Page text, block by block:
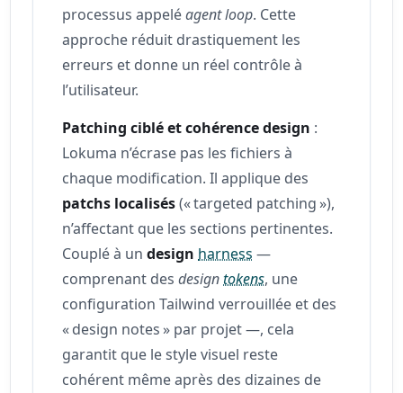
processus appeléagent loop. Cette
approche réduit drastiquement les
erreurs et donne un réel contrôle à
l’utilisateur.
Patching ciblé et cohérence design :
Lokuma n’écrase pas les fichiers à
chaque modification. Il applique des
patchs localisés(« targeted patching »),
n’affectant que les sections pertinentes.
Couplé à undesign harness —
comprenant desdesigntokens, une
configuration Tailwind verrouillée et des
« design notes » par projet —, cela
garantit que le style visuel reste
cohérent même après des dizaines de